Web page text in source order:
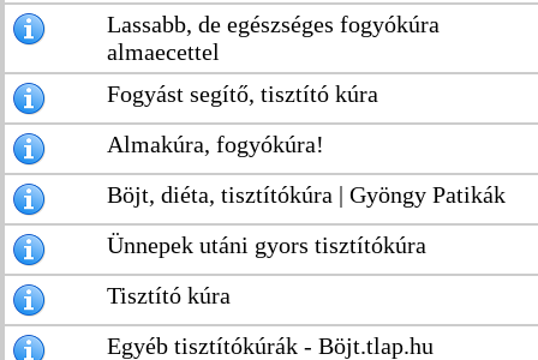
Lassabb, de egészséges fogyókúra
almaecettel
Fogyást segítő, tisztító kúra
Almakúra, fogyókúra!
Böjt, diéta, tisztítókúra | Gyöngy Patikák
Ünnepek utáni gyors tisztítókúra
Tisztító kúra
Egyéb tisztítókúrák - Böjt.tlap.hu